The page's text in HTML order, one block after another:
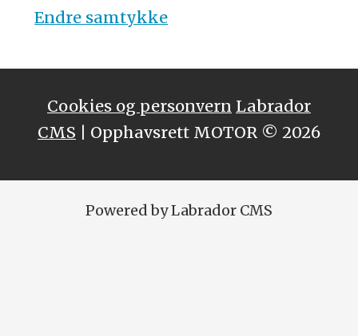
Endre samtykke
Cookies og personvern Labrador
CMS | Opphavsrett MOTOR © 2026
Powered by Labrador CMS